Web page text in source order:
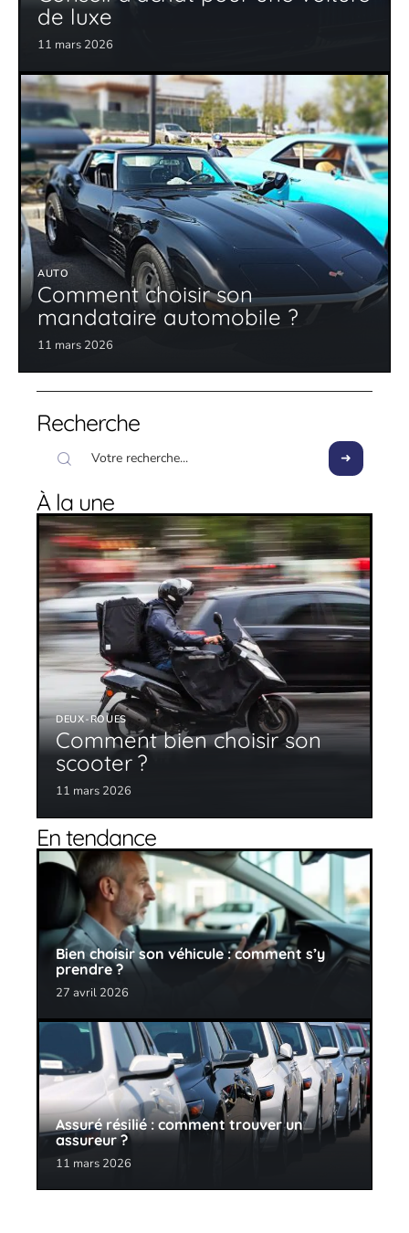
de luxe
11 mars 2026
AUTO
Comment choisir son
mandataire automobile ?
11 mars 2026
Recherche
À la une
DEUX-ROUES
Comment bien choisir son
scooter ?
11 mars 2026
En tendance
Bien choisir son véhicule : comment s’y
prendre ?
27 avril 2026
Assuré résilié : comment trouver un
assureur ?
11 mars 2026